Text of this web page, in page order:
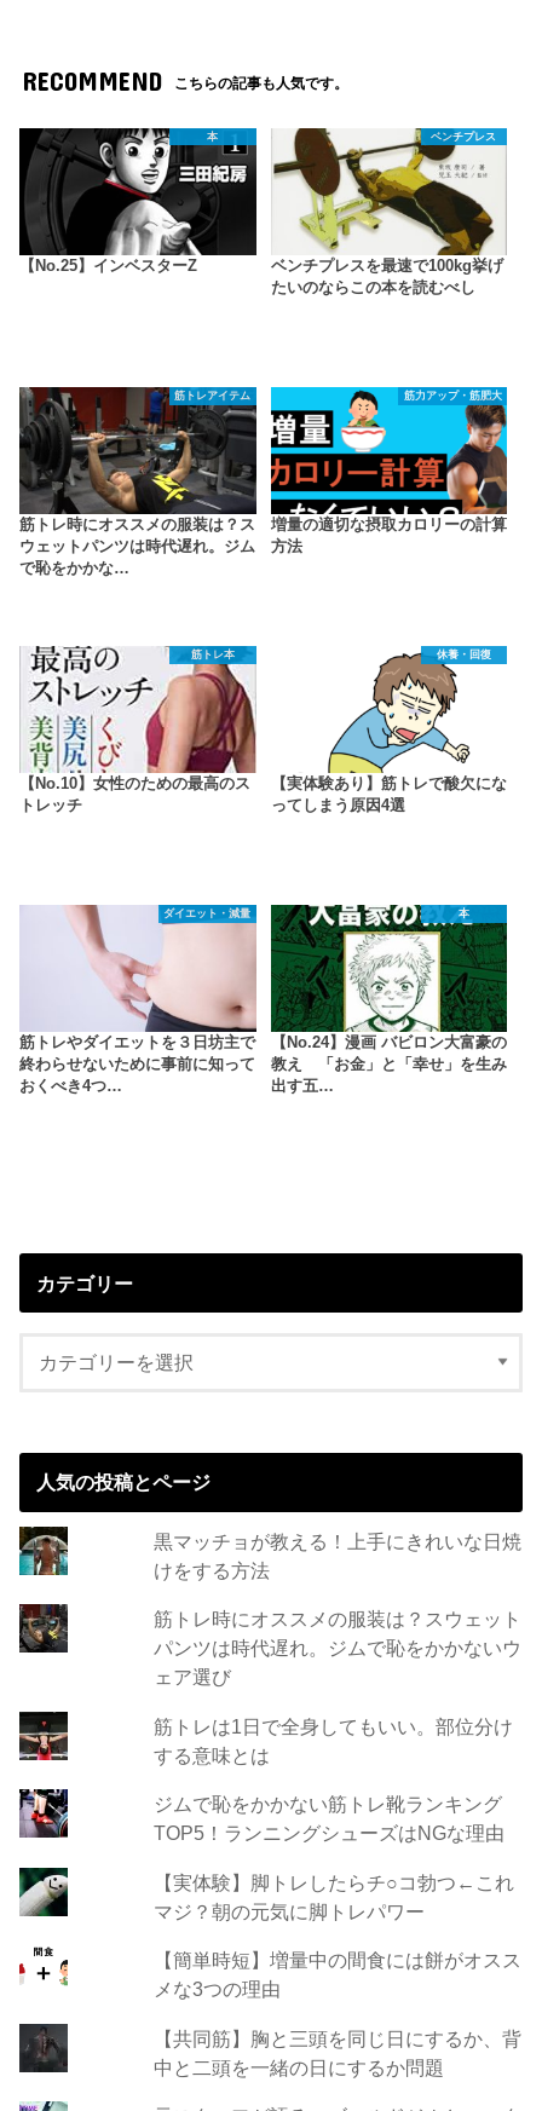
RECOMMEND こちらの記事も人気です。
本
【No.25】インベスターZ
ベンチプレス
ベンチプレスを最速で100kg挙げ
たいのならこの本を読むべし
筋トレアイテム
筋トレ時にオススメの服装は？ス
ウェットパンツは時代遅れ。ジム
で恥をかかな…
筋力アップ・筋肥大
増量の適切な摂取カロリーの計算
方法
筋トレ本
【No.10】女性のための最高のス
トレッチ
休養・回復
【実体験あり】筋トレで酸欠にな
ってしまう原因4選
ダイエット・減量
筋トレやダイエットを３日坊主で
終わらせないために事前に知って
おくべき4つ…
本
【No.24】漫画 バビロン大富豪の
教え 「お金」と「幸せ」を生み
出す五…
カテゴリー
人気の投稿とページ
黒マッチョが教える！上手にきれいな日焼
けをする方法
筋トレ時にオススメの服装は？スウェット
パンツは時代遅れ。ジムで恥をかかないウ
ェア選び
筋トレは1日で全身してもいい。部位分け
する意味とは
ジムで恥をかかない筋トレ靴ランキング
TOP5！ランニングシューズはNGな理由
【実体験】脚トレしたらチ○コ勃つ←これ
マジ？朝の元気に脚トレパワー
【簡単時短】増量中の間食には餅がオスス
メな3つの理由
【共同筋】胸と三頭を同じ日にするか、背
中と二頭を一緒の日にするか問題